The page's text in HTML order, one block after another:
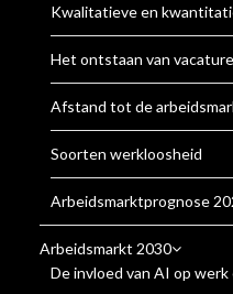
Kwalitatieve en
Het ontstaan van
Afstand tot de
Soorten werkloosheid
Arbeidsmarktprognose
Arbeidsmarkt 2030
De invloed van AI op